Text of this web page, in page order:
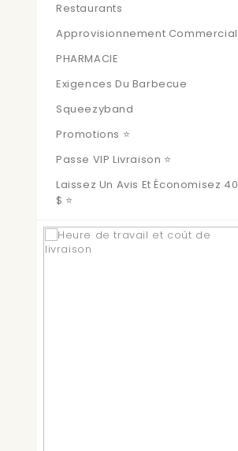
Restaurants
Approvisionnement Commercial
PHARMACIE
Exigences Du Barbecue
Squeezyband
Promotions ⭐
Passe VIP Livraison ⭐
Laissez Un Avis Et Économisez 40
$ ⭐